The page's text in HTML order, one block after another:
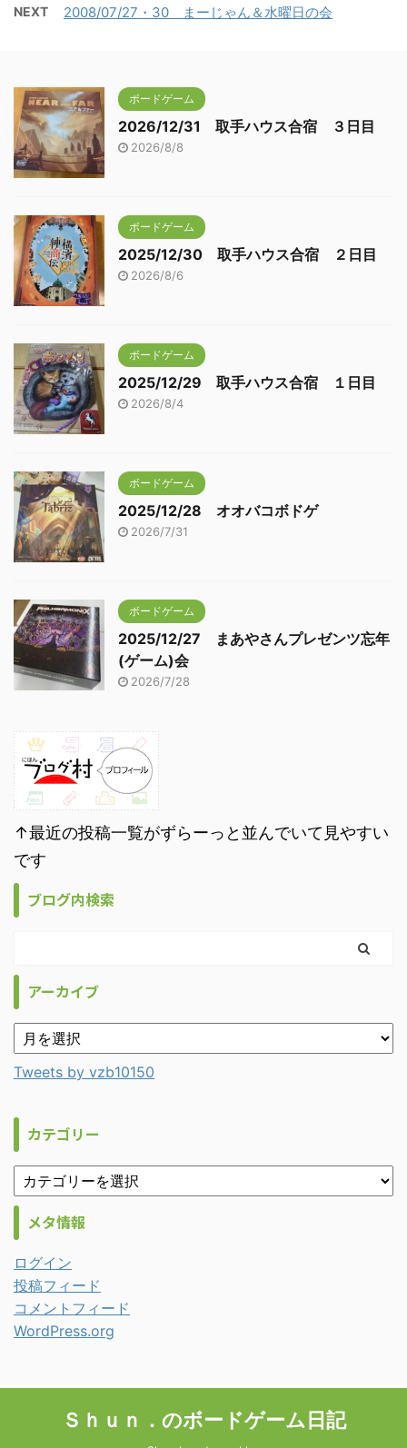
NEXT 2008/07/27・30 まーじゃん＆水曜日の会
ボードゲーム
2026/12/31 取手ハウス合宿 ３日目
2026/8/8
ボードゲーム
2025/12/30 取手ハウス合宿 ２日目
2026/8/6
ボードゲーム
2025/12/29 取手ハウス合宿 １日目
2026/8/4
ボードゲーム
2025/12/28 オオバコボドゲ
2026/7/31
ボードゲーム
2025/12/27 まあやさんプレゼンツ忘年
(ゲーム)会
2026/7/28
↑最近の投稿一覧がずらーっと並んでいて見やすい
です
ブログ内検索
アーカイブ
Tweets by vzb10150
カテゴリー
メタ情報
ログイン
投稿フィード
コメントフィード
WordPress.org
Ｓｈｕｎ．のボードゲーム日記